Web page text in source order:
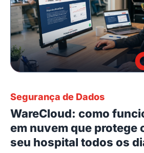
Segurança de Dados
WareCloud: como
em nuvem que protege
seu hospital todos os